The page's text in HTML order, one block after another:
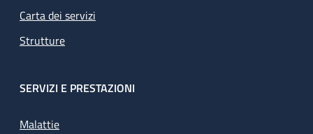
Carta dei servizi
Strutture
SERVIZI E PRESTAZIONI
Malattie